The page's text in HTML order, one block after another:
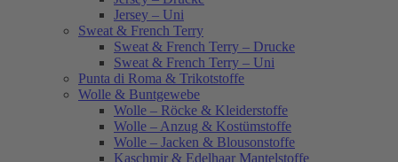
Jersey – Uni
Sweat & French Terry
Sweat & French Terry – Drucke
Sweat & French Terry – Uni
Punta di Roma & Trikotstoffe
Wolle & Buntgewebe
Wolle – Röcke & Kleiderstoffe
Wolle – Anzug & Kostümstoffe
Wolle – Jacken & Blousonstoffe
Kaschmir & Edelhaar Mantelstoffe